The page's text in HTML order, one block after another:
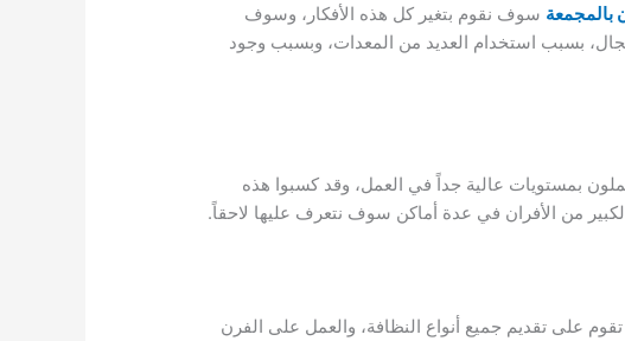
بالمجمعة سوف نقوم بتغير كل هذه الأفكار، وسوف
بسبب استخدام العديد من المعدات، وبسبب وجود
بمستويات عالية جداً في العمل، وقد كسبوا هذه
من الأفران في عدة أماكن سوف نتعرف عليها لاحقاً.
على تقديم جميع أنواع النظافة، والعمل على الفرن